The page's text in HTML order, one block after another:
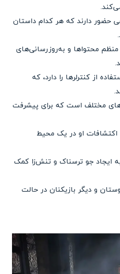
دارند که هر کدام داستان
محتواها و به‌روزرسانی‌های
از کنترلرها را دارد، که
مختلف است که برای پیشرفت
اکتشافات او در یک محیط
ایجاد جو ترسناک و تنش‌زا کمک
و دیگر بازیکنان در حالت